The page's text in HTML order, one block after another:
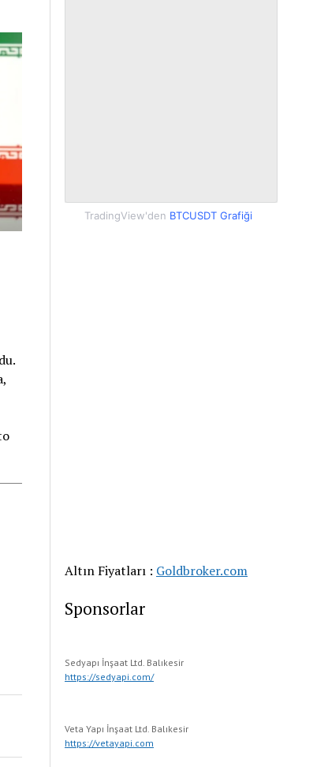
TradingView'den BTCUSDT Grafiği
Altın Fiyatları : Goldbroker.com
Sponsorlar
Sedyapı İnşaat Ltd. Balıkesir
https://sedyapi.com/
Veta Yapı İnşaat Ltd. Balıkesir
https://vetayapi.com